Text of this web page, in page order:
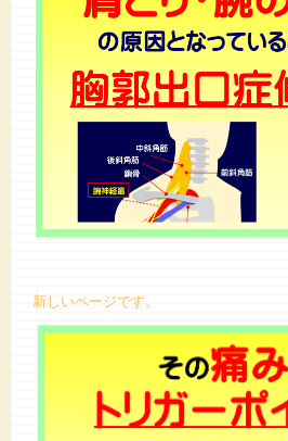
新しいページです。